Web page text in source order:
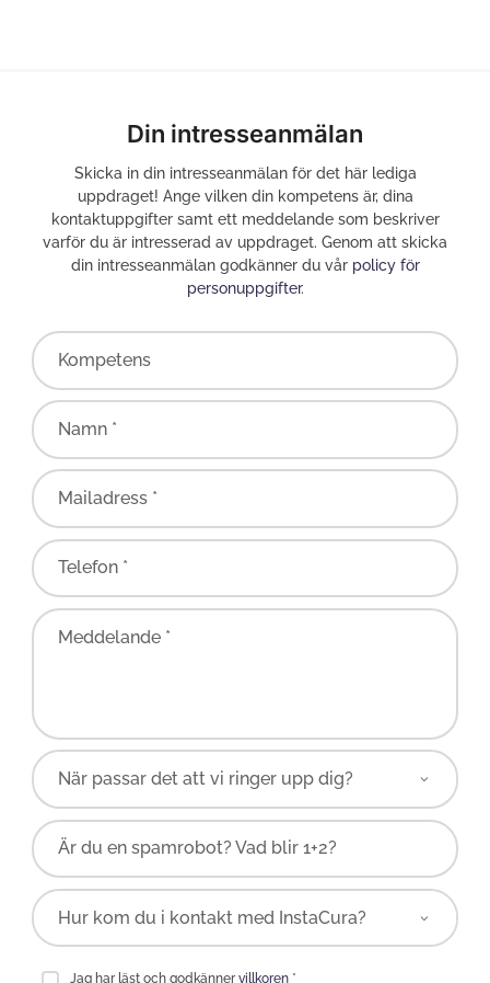
Din intresseanmälan
Skicka in din intresseanmälan för det här lediga
uppdraget! Ange vilken din kompetens är, dina
kontaktuppgifter samt ett meddelande som beskriver
varför du är intresserad av uppdraget. Genom att skicka
din intresseanmälan godkänner du vår policy för
personuppgifter.
Kompetens
Namn *
Mailadress *
Telefon *
Meddelande *
Är du en spamrobot? Vad blir 1+2?
Jag har läst och godkännervillkoren*